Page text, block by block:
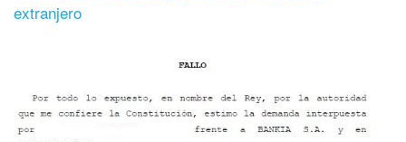
extranjero